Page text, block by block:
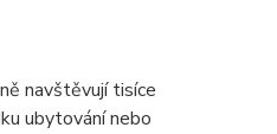
navštěvují tisíce
ubytování nebo